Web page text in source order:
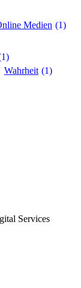
Medien (1)
Wahrheit (1)
Services